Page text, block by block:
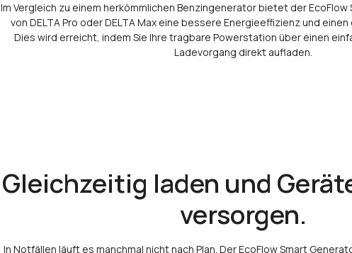
Im Vergleich zu einem herkömmlichen Benzingenerator bietet der EcoFlow
von DELTA Pro oder DELTA Max eine bessere Energieeffizienz und
Dies wird erreicht, indem Sie Ihre tragbare Powerstation über einen
Ladevorgang direkt aufladen.
Gleichzeitig laden und
versorgen.
In Notfällen läuft es manchmal nicht nach Plan. Der EcoFlow Smart